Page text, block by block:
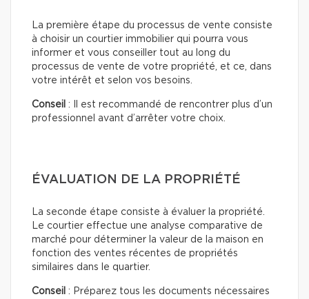
La première étape du processus de vente consiste
à choisir un courtier immobilier qui pourra vous
informer et vous conseiller tout au long du
processus de vente de votre propriété, et ce, dans
votre intérêt et selon vos besoins.
Conseil : Il est recommandé de rencontrer plus d’un
professionnel avant d’arrêter votre choix.
ÉVALUATION DE LA PROPRIÉTÉ
La seconde étape consiste à évaluer la propriété.
Le courtier effectue une analyse comparative de
marché pour déterminer la valeur de la maison en
fonction des ventes récentes de propriétés
similaires dans le quartier.
Conseil : Préparez tous les documents nécessaires